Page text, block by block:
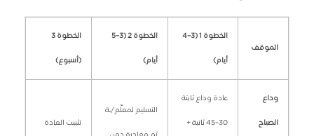
الموقف
الخطوة 1 (3–4
أيام)
الخطوة 2 (3–5
أيام)
الخطوة 3
(أسبوع)
وداع
الصباح
عادة وداع ثابتة
30–45 ثانية +
التسليم لمعلّم/ـة
ثم مغادرة دون
تثبيت العادة